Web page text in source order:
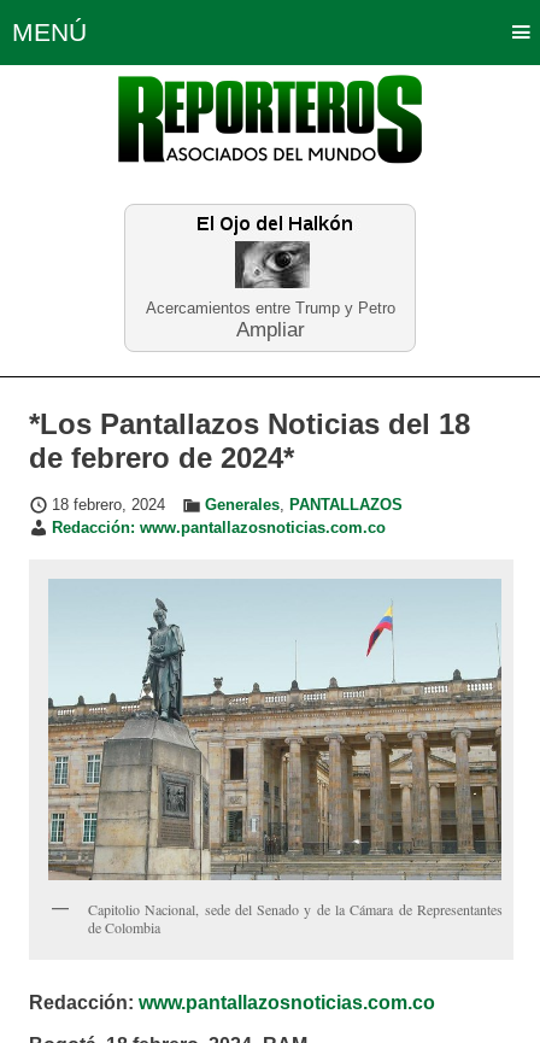
Acercamientos entre Trump y Petro
Ampliar
MENÚ
Política Opinión Bogotá
Planeta Tierra Deportes
Educación Neira
*Los Pantallazos Noticias del 18
de febrero de 2024*
18 febrero, 2024 Generales, PANTALLAZOS
Redacción: www.pantallazosnoticias.com.co
Capitolio Nacional, sede del Senado y de la Cámara de Representantes
de Colombia
Redacción: www.pantallazosnoticias.com.co